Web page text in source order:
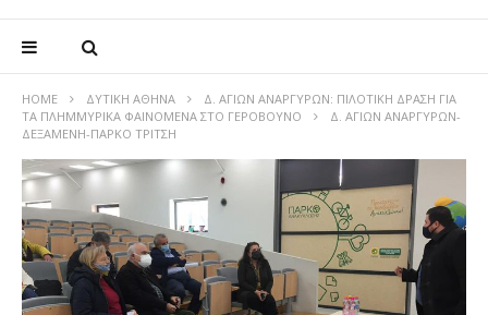
HOME ΔΥΤΙΚΉ ΑΘΉΝΑ
Δ. ΑΓΙΩΝ ΑΝΑΡΓΥΡΩΝ: ΠΙΛΟΤΙΚΗ ΔΡΑΣΗ ΓΙΑ
ΤΑ ΠΛΗΜΜΥΡΙΚΑ ΦΑΙΝΟΜΕΝΑ ΣΤΟ ΓΕΡΟΒΟΥΝΟ
Δ. ΑΓΙΩΝ ΑΝΑΡΓΥΡΩΝ-
ΔΕΞΑΜΕΝΗ-ΠΑΡΚΟ ΤΡΙΤΣΗ